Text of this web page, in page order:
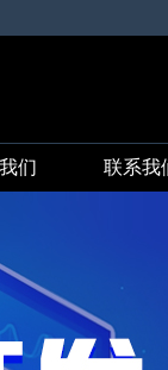
们 联系我